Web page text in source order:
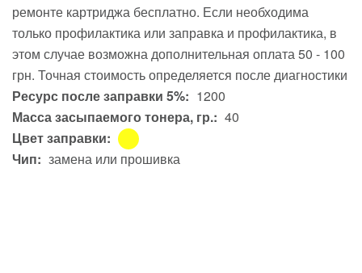
ремонте картриджа бесплатно. Если необходима
только профилактика или заправка и профилактика, в
этом случае возможна дополнительная оплата 50 - 100
грн. Точная стоимость определяется после диагностики
Ресурс после заправки 5%: 1200
Масса засыпаемого тонера, гр.: 40
Цвет заправки:
Чип: замена или прошивка